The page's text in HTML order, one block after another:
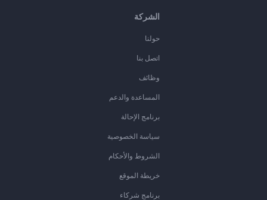
الشركة
حولنا
اتصل بنا
وظائف
المساعدة والدعم
برنامج الإحالة
سياسة الخصوصية
الشروط والأحكام
خريطة الموقع
برنامج شركاء